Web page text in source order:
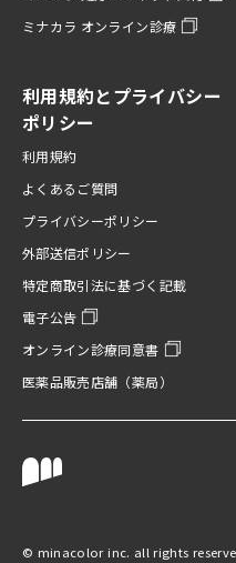
ミナカラ オンライン診療
利用規約とプライバシー
ポリシー
利用規約
よくあるご質問
プライバシーポリシー
外部送信ポリシー
特定商取引法に基づく記載
電子公告
オンライン診療同意書
医薬品販売店舗（薬局）
©︎ minacolor inc. all rights